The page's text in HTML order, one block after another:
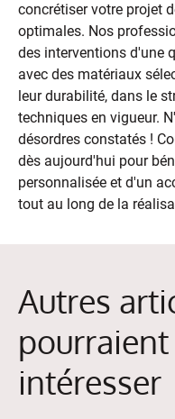
concrétiser votre projet
optimales. Nos
des interventions d'une
avec des matériaux
leur durabilité, dans le
techniques en vigueur.
désordres constatés !
dès aujourd'hui pour
personnalisée et d'un
tout au long de la
Autres
intéresser